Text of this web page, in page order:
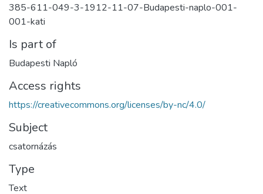
385-611-049-3-1912-11-07-Budapesti-naplo-001-
001-kati
Is part of
Budapesti Napló
Access rights
https://creativecommons.org/licenses/by-nc/4.0/
Subject
csatornázás
Type
Text